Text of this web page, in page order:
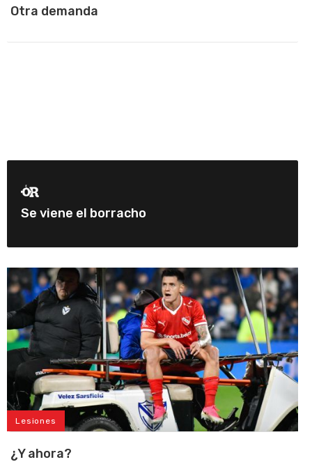
Otra demanda
Se viene el borracho
Lesiones
¿Y ahora?